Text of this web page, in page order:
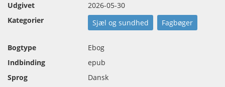
Udgivet
2026-05-30
Kategorier
Sjæl og sundhed Fagbøger
Bogtype
Ebog
Indbinding
epub
Sprog
Dansk